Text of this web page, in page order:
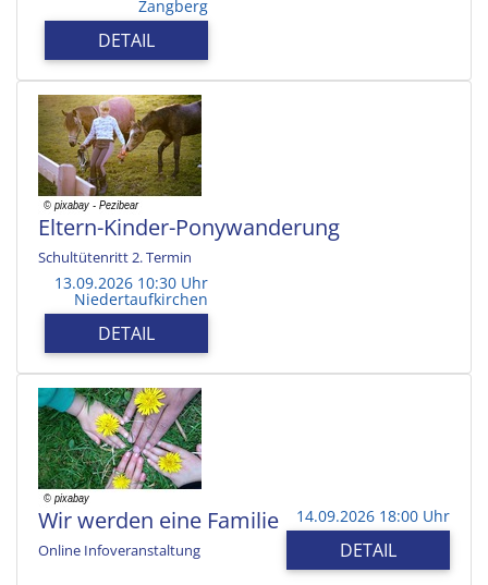
Zangberg
DETAIL
Eltern-Kinder-Ponywanderung
Schultütenritt 2. Termin
13.09.2026 10:30 Uhr
Niedertaufkirchen
DETAIL
Wir werden eine Familie
Online Infoveranstaltung
14.09.2026 18:00 Uhr
DETAIL